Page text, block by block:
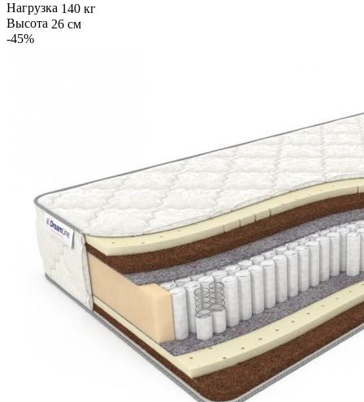
Нагрузка 140 кг
Высота 26 см
-45%